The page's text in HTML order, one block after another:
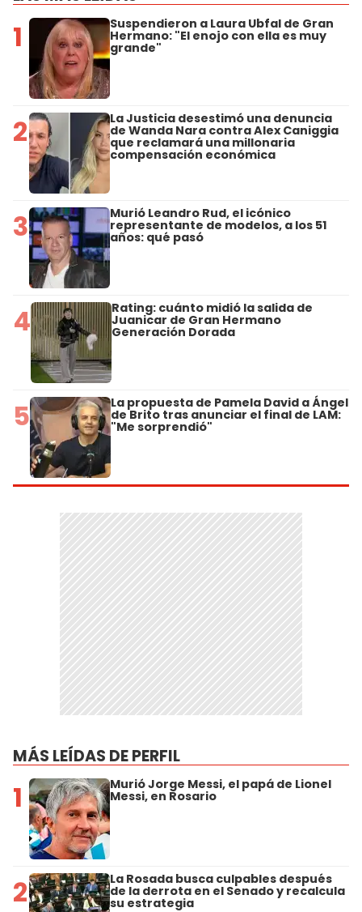
1 Suspendieron a Laura Ubfal de Gran
Hermano: "El enojo con ella es muy
grande"
2 La Justicia desestimó una denuncia
de Wanda Nara contra Alex Caniggia
que reclamará una millonaria
compensación económica
3 Murió Leandro Rud, el icónico
representante de modelos, a los 51
años: qué pasó
4 Rating: cuánto midió la salida de
Juanicar de Gran Hermano
Generación Dorada
5 La propuesta de Pamela David a Ángel
de Brito tras anunciar el final de LAM:
"Me sorprendió"
MÁS LEÍDAS DE PERFIL
1 Murió Jorge Messi, el papá de Lionel
Messi, en Rosario
2 La Rosada busca culpables después
de la derrota en el Senado y recalcula
su estrategia